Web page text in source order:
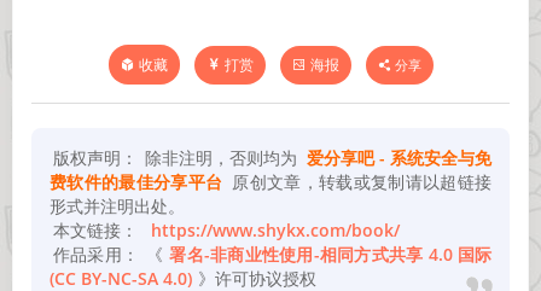
收藏 打赏 海报 分享
版权声明： 除非注明，否则均为 爱分享吧 - 系统安全与免
费软件的最佳分享平台 原创文章，转载或复制请以超链接
形式并注明出处。
本文链接：
https://www.shykx.com/book/
作品采用：
《 署名-非商业性使用-相同方式共享 4.0 国际
(CC BY-NC-SA 4.0) 》许可协议授权